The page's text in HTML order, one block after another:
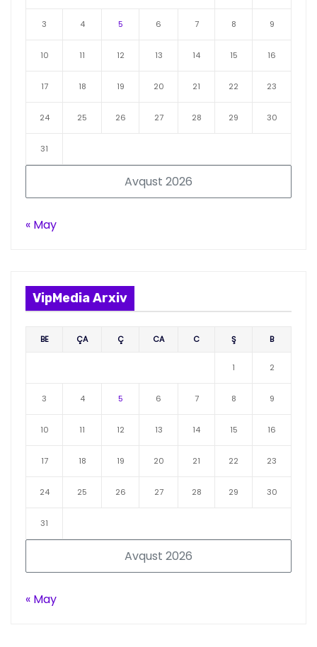
Avqust 2026
3 4 5 6 7 8 9
10 11 12 13 14 15 16
17 18 19 20 21 22 23
24 25 26 27 28 29 30
31
« May
VipMedia Arxiv
Avqust 2026
BE ÇA Ç CA C Ş B
1 2
3 4 5 6 7 8 9
10 11 12 13 14 15 16
17 18 19 20 21 22 23
24 25 26 27 28 29 30
31
« May